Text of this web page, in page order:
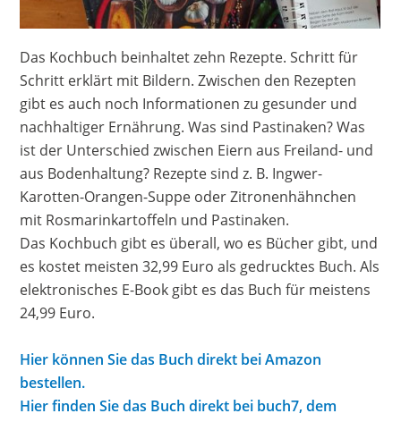
Das Kochbuch beinhaltet zehn Rezepte. Schritt für
Schritt erklärt mit Bildern. Zwischen den Rezepten
gibt es auch noch Informationen zu gesunder und
nachhaltiger Ernährung. Was sind Pastinaken? Was
ist der Unterschied zwischen Eiern aus Freiland- und
aus Bodenhaltung? Rezepte sind z. B. Ingwer-
Karotten-Orangen-Suppe oder Zitronenhähnchen
mit Rosmarinkartoffeln und Pastinaken.
Das Kochbuch gibt es überall, wo es Bücher gibt, und
es kostet meisten 32,99 Euro als gedrucktes Buch. Als
elektronisches E-Book gibt es das Buch für meistens
24,99 Euro.
Hier können Sie das Buch direkt bei Amazon
bestellen.
Hier finden Sie das Buch direkt bei buch7, dem